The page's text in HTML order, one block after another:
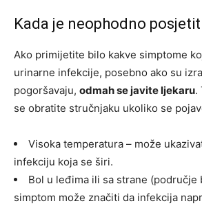
Kada je neophodno
Ako primijetite bilo kakve simptome
urinarne infekcije, posebno ako su
pogoršavaju, odmah se javite ljekaru.
se obratite stručnjaku ukoliko se
Visoka temperatura – može
infekciju koja se širi.
Bol u leđima ili sa strane (područje
simptom može značiti da infekcija